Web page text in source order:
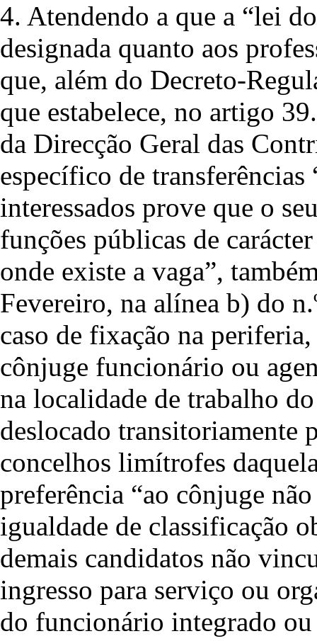
4. Atendendo a que a “lei
designada quanto aos
que, além do Decreto-
que estabelece, no artigo
da Direcção Geral das
específico de
interessados prove que o
funções públicas de
onde existe a vaga”,
Fevereiro, na alínea b) do
caso de fixação na
cônjuge funcionário ou
na localidade de trabalho
deslocado transitoriamente
concelhos limítrofes
preferência “ao cônjuge
igualdade de classificação
demais candidatos não
ingresso para serviço ou
do funcionário integrado